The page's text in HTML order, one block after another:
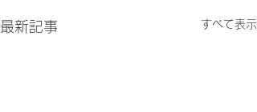
最新記事 すべて表示